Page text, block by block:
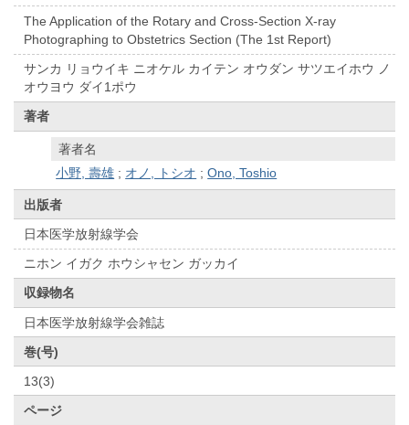
The Application of the Rotary and Cross-Section X-ray
Photographing to Obstetrics Section (The 1st Report)
サンカ リョウイキ ニオケル カイテン オウダン サツエイホウ ノ
オウヨウ ダイ1ポウ
著者
著者名
小野, 壽雄 ; オノ, トシオ ;Ono, Toshio
出版者
日本医学放射線学会
ニホン イガク ホウシャセン ガッカイ
収録物名
日本医学放射線学会雑誌
巻(号)
13(3)
ページ